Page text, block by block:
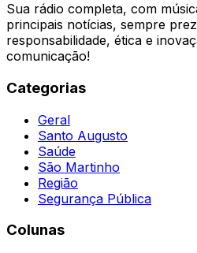
Sua rádio completa, com
principais notícias, sempre
responsabilidade, ética e
comunicação!
Categorias
Geral
Santo Augusto
Saúde
São Martinho
Região
Segurança Pública
Colunas